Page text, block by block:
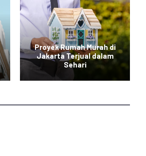
Proyek Rumah Murah di
Jakarta Terjual dalam
Sehari